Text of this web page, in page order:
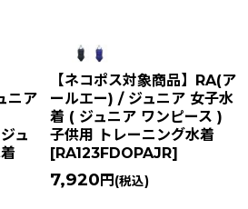
ニア
ュ
【ネコポス対象商品】RA(ア
ールエー) / ジュニア 女子水
着 ( ジュニア ワンピース )
子供用 トレーニング水着
[RA123FDOPAJR]
7,920 円 (税込)